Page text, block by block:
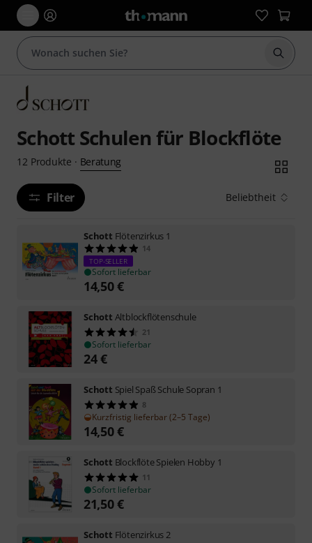
Suche
Schott Schulen für Blockflöte
12 Produkte · Beratung
Filter Beliebtheit
Schott Flötenzirkus 1
14
TOP-SELLER
Sofort lieferbar
14,50€
Schott Altblockflötenschule
21
Sofort lieferbar
24€
Schott Spiel Spaß Schule Sopran 1
8
Kurzfristig lieferbar (2–5 Tage)
14,50€
Schott Blockflöte Spielen Hobby 1
11
Sofort lieferbar
21,50€
Schott Flötenzirkus 2